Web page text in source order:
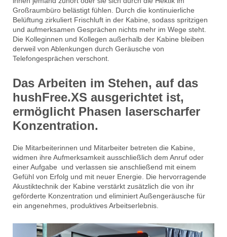
Großraumbüro belästigt fühlen. Durch die kontinuierliche
Belüftung zirkuliert Frischluft in der Kabine, sodass spritzigen
und aufmerksamen Gesprächen nichts mehr im Wege steht.
Die Kolleginnen und Kollegen außerhalb der Kabine bleiben
derweil von Ablenkungen durch Geräusche von
Telefongesprächen verschont.
Das Arbeiten im Stehen, auf das
hushFree.XS ausgerichtet ist,
ermöglicht Phasen laserscharfer
Konzentration.
Die Mitarbeiterinnen und Mitarbeiter betreten die Kabine,
widmen ihre Aufmerksamkeit ausschließlich dem Anruf oder
einer Aufgabe und verlassen sie anschließend mit einem
Gefühl von Erfolg und mit neuer Energie. Die hervorragende
Akustiktechnik der Kabine verstärkt zusätzlich die von ihr
geförderte Konzentration und eliminiert Außengeräusche für
ein angenehmes, produktives Arbeitserlebnis.